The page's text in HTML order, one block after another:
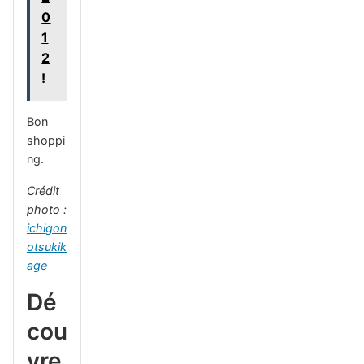
0
1
2
!
Bon
shoppi
ng.
Crédit
photo :
ichigon
otsukik
age
Dé
cou